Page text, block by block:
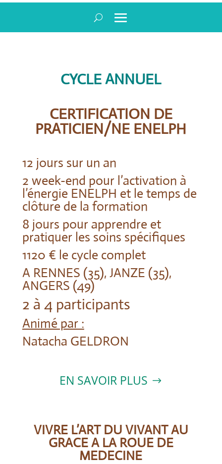
CYCLE ANNUEL
CERTIFICATION DE
PRATICIEN/NE ENELPH
12 jours sur un an
2 week-end pour l’activation à
l’énergie ENELPH et le temps de
clôture de la formation
8 jours pour apprendre et
pratiquer les soins spécifiques
1120 € le cycle complet
A RENNES (35), JANZE (35),
ANGERS (49)
2 à 4 participants
Animé par :
Natacha GELDRON
EN SAVOIR PLUS
VIVRE L’ART DU VIVANT AU
GRACE A LA ROUE DE
MEDECINE